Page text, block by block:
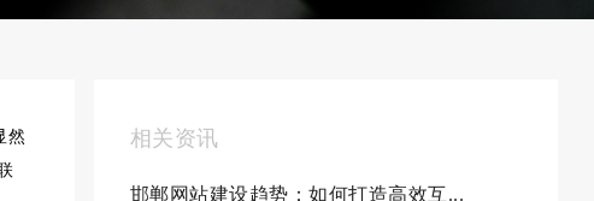
然
相关资讯
邯郸网站建设趋势：如何打造高效互...